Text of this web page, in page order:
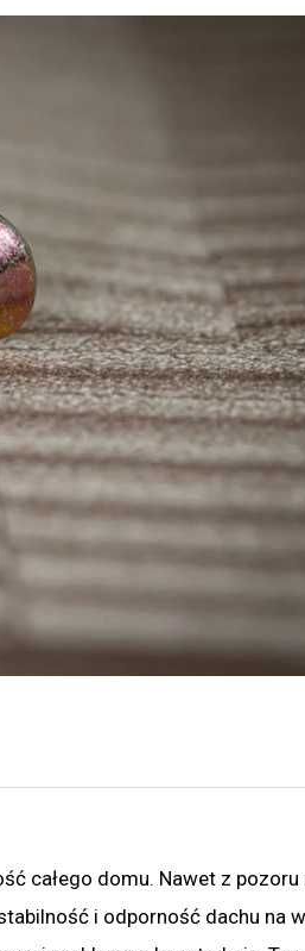
całego domu. Nawet z pozoru
i odporność dachu na